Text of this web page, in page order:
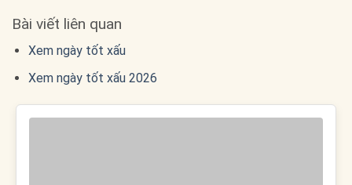
Bài viết liên quan
Xem ngày tốt xấu
Xem ngày tốt xấu 2026